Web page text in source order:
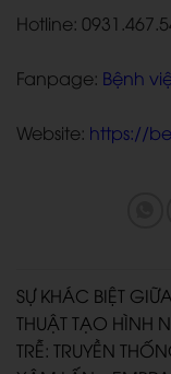
Hotline:
Fanpage: Bệnh
Website: https://
SỰ KHÁC BIỆT
THUẬT TẠO HÌNH
TRỄ: TRUYỀN